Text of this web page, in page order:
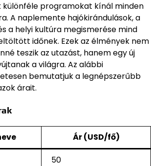
különféle programokat kínál minden
A naplemente hajókirándulások, a
a helyi kultúra megismerése mind
időnek. Ezek az élmények nem
teszik az utazást, hanem egy új
a világra. Az alábbi
bemutatjuk a legnépszerűbb
árait.
Ár (USD/fő)
50